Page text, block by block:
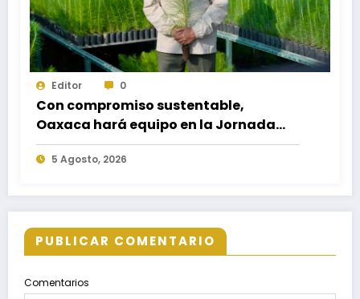
Editor 0
Con compromiso sustentable,
Oaxaca hará equipo en la Jornada
Nacional de Reforestación 2026
5 Agosto, 2026
PUBLICAR COMENTARIO
Comentarios